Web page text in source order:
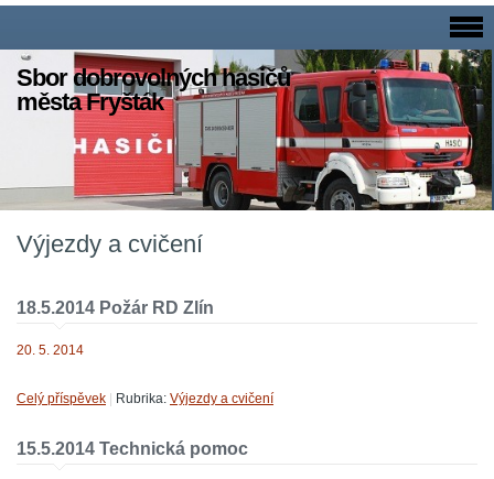
Sbor dobrovolných hasičů
města Fryšták
Výjezdy a cvičení
18.5.2014 Požár RD Zlín
20. 5. 2014
Celý příspěvek Rubrika: Výjezdy a cvičení
15.5.2014 Technická pomoc